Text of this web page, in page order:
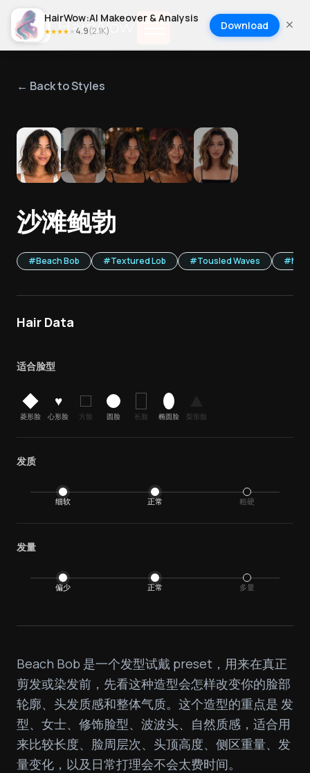
HairWow:AI Makeover & Analysis
★★★★ ★4.9(2.1K) Download
← Back to Styles
沙滩鲍勃
#Beach Bob #Textured Lob #Tousled Waves #
Hair Data
适合脸型
菱形脸
♥
心形脸 方脸 圆脸 长脸 椭圆脸 梨形脸
发质
细软 正常 粗硬
发量
偏少 正常 多量
Beach Bob 是一个发型试戴 preset，用来在真正
剪发或染发前，先看这种造型会怎样改变你的脸部
轮廓、头发质感和整体气质。这个造型的重点是 发
型、女士、修饰脸型、波波头、自然质感，适合用
来比较长度、脸周层次、头顶高度、侧区重量、发
量变化，以及日常打理会不会太费时间。